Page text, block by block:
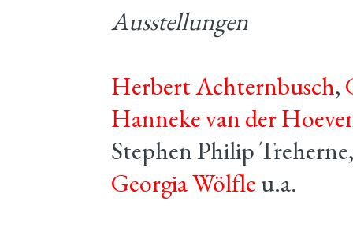
Ausstellungen
Herbert Achternbusch,
Hanneke van der
Stephen Philip
Georgia Wölfleu.a.